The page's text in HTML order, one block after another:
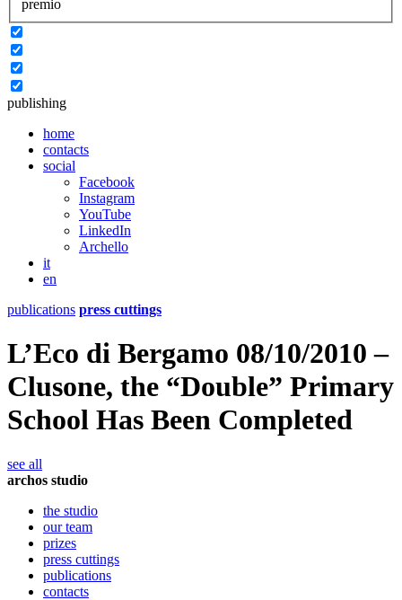
premio
publishing
home
contacts
social
Facebook
Instagram
YouTube
LinkedIn
Archello
it
en
publications press cuttings
L’Eco di Bergamo 08/10/2010 –
Clusone, the “Double” Primary
School Has Been Completed
see all
archos studio
the studio
our team
prizes
press cuttings
publications
contacts